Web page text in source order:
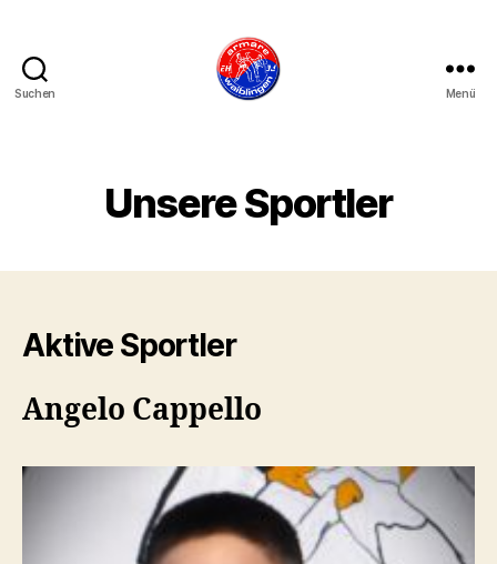
Suchen Menü
Unsere Sportler
Aktive Sportler
Angelo Cappello